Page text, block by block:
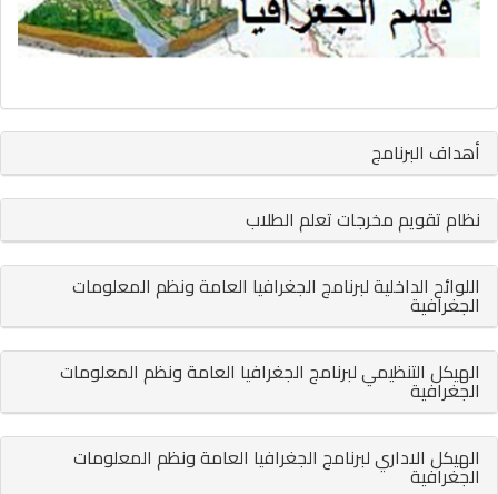
أهداف البرنامج
نظام تقويم مخرجات تعلم الطلاب
اللوائح الداخلية لبرنامج الجغرافيا العامة ونظم المعلومات
الجغرافية
الهيكل التنظيمي لبرنامج الجغرافيا العامة ونظم المعلومات
الجغرافية
الهيكل الاداري لبرنامج الجغرافيا العامة ونظم المعلومات
الجغرافية